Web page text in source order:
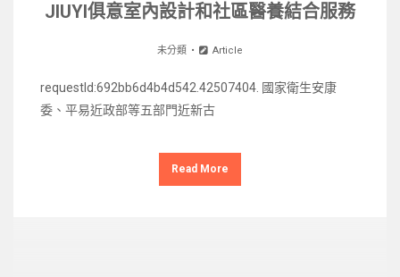
JIUYI俱意室內設計和社區醫養結合服務
未分類 Article
requestId:692bb6d4b4d542.42507404. 國家衛生安康
委、平易近政部等五部門近新古
Read More